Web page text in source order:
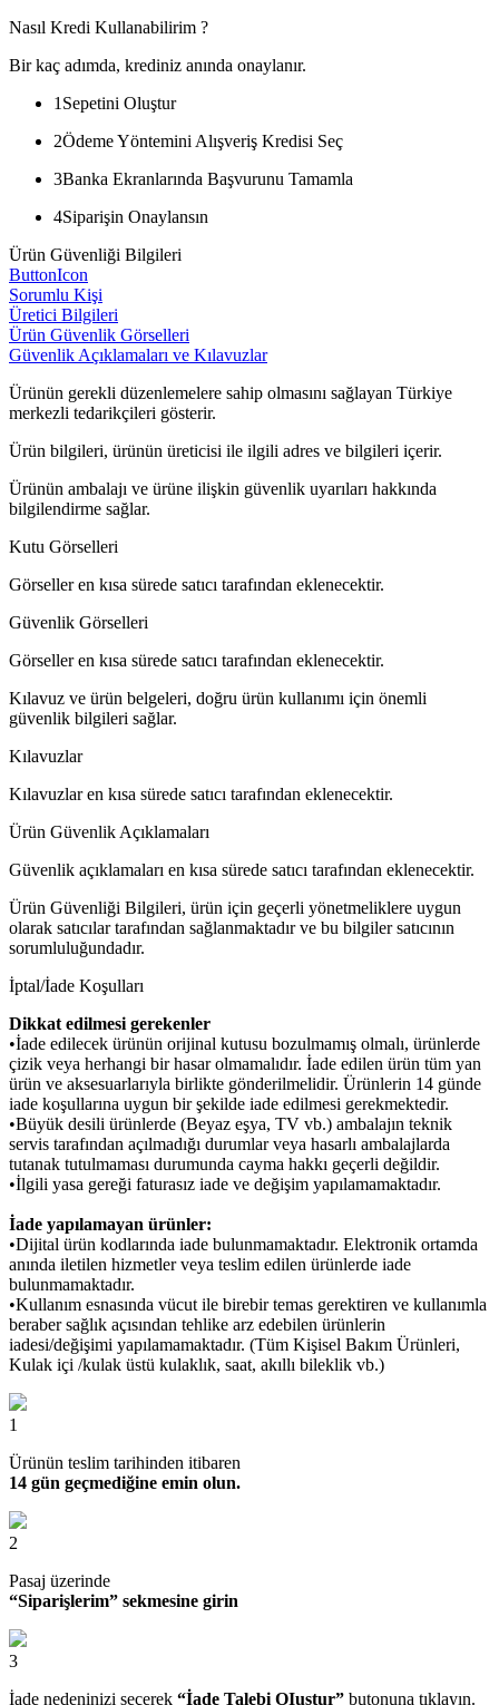
Nasıl Kredi Kullanabilirim ?
Bir kaç adımda, krediniz anında onaylanır.
1 Sepetini Oluştur
2Ödeme Yöntemini Alışveriş Kredisi Seç
3Banka Ekranlarında Başvurunu Tamamla
4Siparişin Onaylansın
Ürün Güvenliği Bilgileri
ButtonIcon
Sorumlu Kişi
Üretici Bilgileri
Ürün Güvenlik Görselleri
Güvenlik Açıklamaları ve Kılavuzlar
Ürünün gerekli düzenlemelere sahip olmasını sağlayan Türkiye
merkezli tedarikçileri gösterir.
Ürün bilgileri, ürünün üreticisi ile ilgili adres ve bilgileri içerir.
Ürünün ambalajı ve ürüne ilişkin güvenlik uyarıları hakkında
bilgilendirme sağlar.
Kutu Görselleri
Görseller en kısa sürede satıcı tarafından eklenecektir.
Güvenlik Görselleri
Görseller en kısa sürede satıcı tarafından eklenecektir.
Kılavuz ve ürün belgeleri, doğru ürün kullanımı için önemli
güvenlik bilgileri sağlar.
Kılavuzlar
Kılavuzlar en kısa sürede satıcı tarafından eklenecektir.
Ürün Güvenlik Açıklamaları
Güvenlik açıklamaları en kısa sürede satıcı tarafından eklenecektir.
Ürün Güvenliği Bilgileri, ürün için geçerli yönetmeliklere uygun
olarak satıcılar tarafından sağlanmaktadır ve bu bilgiler satıcının
sorumluluğundadır.
İptal/İade Koşulları
Dikkat edilmesi gerekenler
•İade edilecek ürünün orijinal kutusu bozulmamış olmalı, ürünlerde
çizik veya herhangi bir hasar olmamalıdır. İade edilen ürün tüm yan
ürün ve aksesuarlarıyla birlikte gönderilmelidir. Ürünlerin 14 günde
iade koşullarına uygun bir şekilde iade edilmesi gerekmektedir.
•Büyük desili ürünlerde (Beyaz eşya, TV vb.) ambalajın teknik
servis tarafından açılmadığı durumlar veya hasarlı ambalajlarda
tutanak tutulmaması durumunda cayma hakkı geçerli değildir.
•İlgili yasa gereği faturasız iade ve değişim yapılamamaktadır.
İade yapılamayan ürünler:
•Dijital ürün kodlarında iade bulunmamaktadır. Elektronik ortamda
anında iletilen hizmetler veya teslim edilen ürünlerde iade
bulunmamaktadır.
•Kullanım esnasında vücut ile birebir temas gerektiren ve kullanımla
beraber sağlık açısından tehlike arz edebilen ürünlerin
iadesi/değişimi yapılamamaktadır. (Tüm Kişisel Bakım Ürünleri,
Kulak içi /kulak üstü kulaklık, saat, akıllı bileklik vb.)
1
Ürünün teslim tarihinden itibaren
14 gün geçmediğine emin olun.
2
Pasaj üzerinde
“Siparişlerim” sekmesine girin
3
İade nedeninizi seçerek “İade Talebi OIuştur” butonuna tıklayın.